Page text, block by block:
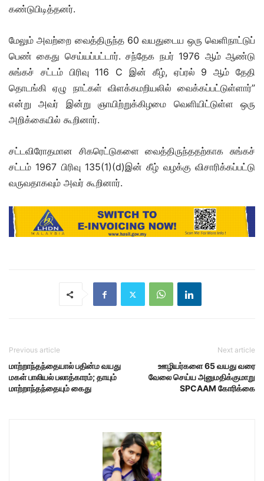
கண்டுபிடித்தனர்.
மேலும் அவற்றை வைத்திருந்த 60 வயதுடைய ஒரு வெளிநாட்டுப்
பெண் கைது செய்யப்பட்டார். சந்தேக நபர் 1976 ஆம் ஆண்டு
சுங்கச் சட்டம் பிரிவு 116 C இன் கீழ், ஏப்ரல் 9 ஆம் தேதி
தொடங்கி ஏழு நாட்கள் விளக்கமறியலில் வைக்கப்பட்டுள்ளார்”
என்று அவர் இன்று ஞாயிற்றுக்கிழமை வெளியிட்டுள்ள ஒரு
அறிக்கையில் கூறினார்.
சட்டவிரோதமான சிகரெட்டுகளை வைத்திருந்ததற்காக சுங்கச்
சட்டம் 1967 பிரிவு 135(1)(d)இன் கீழ் வழக்கு விசாரிக்கப்பட்டு
வருவதாகவும் அவர் கூறினார்.
Previous article
மாற்றாந்தந்தையால் பதின்ம வயது
மகள் பாலியல் பலாத்காரம்; தாயும்
மாற்றாந்தந்தையும் கைது
Next article
ஊழியர்களை 65 வயது வரை
வேலை செய்ய அனுமதிக்குமாறு
SPCAAM கோரிக்கை